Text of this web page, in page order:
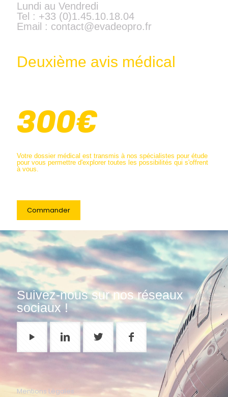
Lundi au Vendredi
Tel : +33 (0)1.45.10.18.04
Email : contact@evadeopro.fr
Deuxième avis médical
300€
Votre dossier médical est transmis à nos spécialistes pour étude
pour vous permettre d'explorer toutes les possibilités qui s'offrent
à vous.
Commander
Suivez-nous sur nos réseaux
sociaux !
Mentions Légales